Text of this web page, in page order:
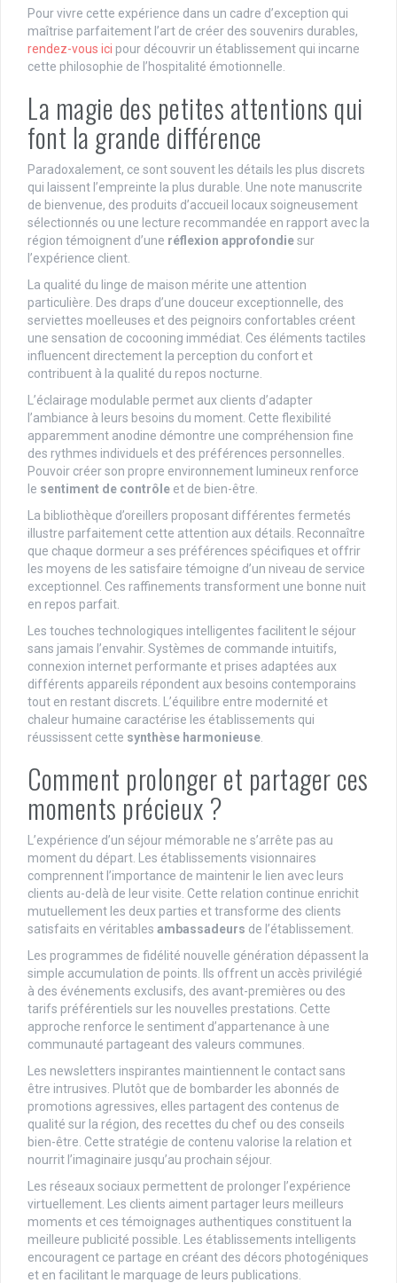
Pour vivre cette expérience dans un cadre d’exception qui
maîtrise parfaitement l’art de créer des souvenirs durables,
rendez-vous ici pour découvrir un établissement qui incarne
cette philosophie de l’hospitalité émotionnelle.
La magie des petites attentions qui
font la grande différence
Paradoxalement, ce sont souvent les détails les plus discrets
qui laissent l’empreinte la plus durable. Une note manuscrite
de bienvenue, des produits d’accueil locaux soigneusement
sélectionnés ou une lecture recommandée en rapport avec la
région témoignent d’une réflexion approfondiesur
l’expérience client.
La qualité du linge de maison mérite une attention
particulière. Des draps d’une douceur exceptionnelle, des
serviettes moelleuses et des peignoirs confortables créent
une sensation de cocooning immédiat. Ces éléments tactiles
influencent directement la perception du confort et
contribuent à la qualité du repos nocturne.
L’éclairage modulable permet aux clients d’adapter
l’ambiance à leurs besoins du moment. Cette flexibilité
apparemment anodine démontre une compréhension fine
des rythmes individuels et des préférences personnelles.
Pouvoir créer son propre environnement lumineux renforce
le sentiment de contrôle et de bien-être.
La bibliothèque d’oreillers proposant différentes fermetés
illustre parfaitement cette attention aux détails. Reconnaître
que chaque dormeur a ses préférences spécifiques et offrir
les moyens de les satisfaire témoigne d’un niveau de service
exceptionnel. Ces raffinements transforment une bonne nuit
en repos parfait.
Les touches technologiques intelligentes facilitent le séjour
sans jamais l’envahir. Systèmes de commande intuitifs,
connexion internet performante et prises adaptées aux
différents appareils répondent aux besoins contemporains
tout en restant discrets. L’équilibre entre modernité et
chaleur humaine caractérise les établissements qui
réussissent cette synthèse harmonieuse
Comment prolonger et partager ces
moments précieux ?
L’expérience d’un séjour mémorable ne s’arrête pas au
moment du départ. Les établissements visionnaires
comprennent l’importance de maintenir le lien avec leurs
clients au-delà de leur visite. Cette relation continue enrichit
mutuellement les deux parties et transforme des clients
satisfaits en véritables ambassadeurs de l’établissement.
Les programmes de fidélité nouvelle génération dépassent la
simple accumulation de points. Ils offrent un accès privilégié
à des événements exclusifs, des avant-premières ou des
tarifs préférentiels sur les nouvelles prestations. Cette
approche renforce le sentiment d’appartenance à une
communauté partageant des valeurs communes.
Les newsletters inspirantes maintiennent le contact sans
être intrusives. Plutôt que de bombarder les abonnés de
promotions agressives, elles partagent des contenus de
qualité sur la région, des recettes du chef ou des conseils
bien-être. Cette stratégie de contenu valorise la relation et
nourrit l’imaginaire jusqu’au prochain séjour.
Les réseaux sociaux permettent de prolonger l’expérience
virtuellement. Les clients aiment partager leurs meilleurs
moments et ces témoignages authentiques constituent la
meilleure publicité possible. Les établissements intelligents
encouragent ce partage en créant des décors photogéniques
et en facilitant le marquage de leurs publications.